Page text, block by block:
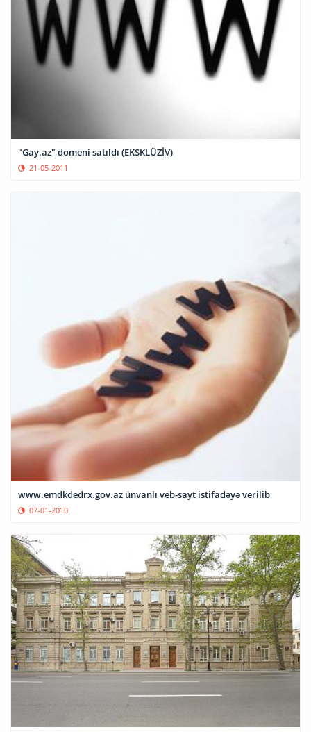
"Gay.az" domeni satıldı (EKSKLÜZİV)
21-05-2011
www.emdkdedrx.gov.az ünvanlı veb-sayt istifadəyə verilib
07-01-2010